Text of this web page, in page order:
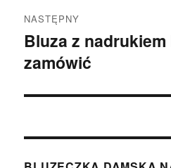
NASTĘPNY
Następny
wpis:
Bluza z
zamówić